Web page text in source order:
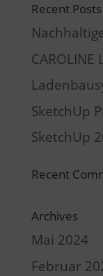
Recent Posts
SketchUp
SketchUp
Recent
Archives
Mai 2024
Februar